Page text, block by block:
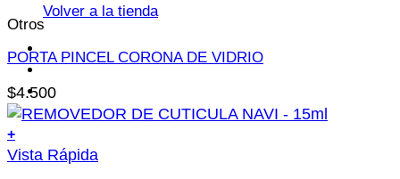
Volver a la tienda
Otros
PORTA PINCEL CORONA DE VIDRIO
$4.500
+
Vista Rápida